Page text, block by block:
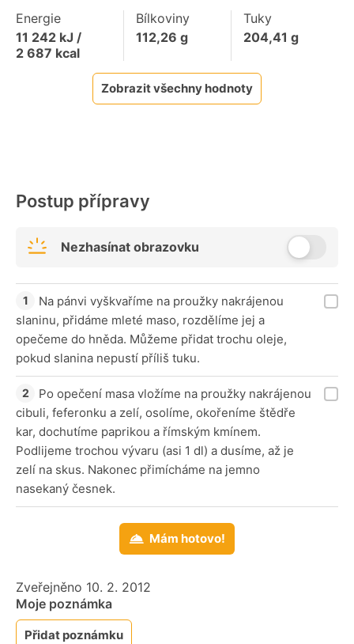
Energie
11 242 kJ /
2 687 kcal
Bílkoviny
112,26 g
Tuky
204,41 g
Zobrazit všechny hodnoty
Postup přípravy
Nezhasínat obrazovku
Na pánvi vyškvaříme na proužky nakrájenou
slaninu, přidáme mleté maso, rozdělíme jej a
opečeme do hněda. Můžeme přidat trochu oleje,
pokud slanina nepustí příliš tuku.
Po opečení masa vložíme na proužky nakrájenou
cibuli, feferonku a zelí, osolíme, okořeníme štědře
kar, dochutíme paprikou a římským kmínem.
Podlijeme trochou vývaru (asi 1 dl) a dusíme, až je
zelí na skus. Nakonec přimícháme na jemno
nasekaný česnek.
Mám hotovo!
Zveřejněno 10. 2. 2012
Moje poznámka
Přidat poznámku